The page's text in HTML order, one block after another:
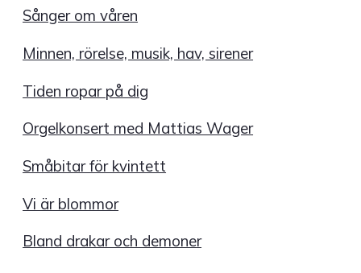
Sånger om våren
Minnen, rörelse, musik, hav, sirener
Tiden ropar på dig
Orgelkonsert med Mattias Wager
Småbitar för kvintett
Vi är blommor
Bland drakar och demoner